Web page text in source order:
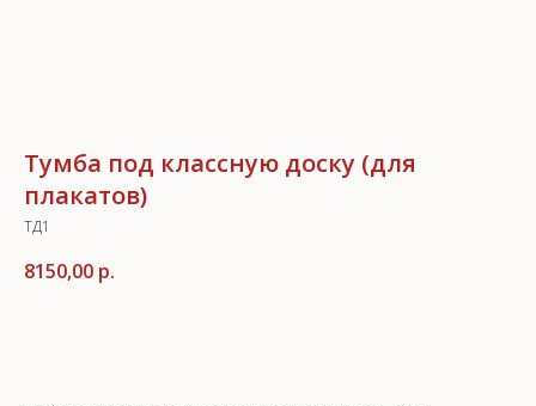
Тумба под классную доску (для
плакатов)
ТД1
8150,00 р.